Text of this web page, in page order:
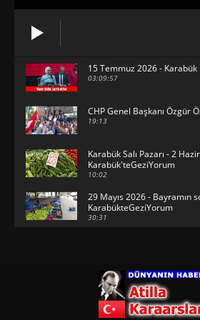
15 Temmuz 2026 - Karabük
03:09:57
CHP Genel Başkanı Özgür
19:13
Karabük Salı Pazarı - 2
Karabük'teGeziYorum
10:02
29 Mayıs 2026 - Bayramın
KarabükteGeziYorum
30:31
Karabük Kartaltepe
00:49